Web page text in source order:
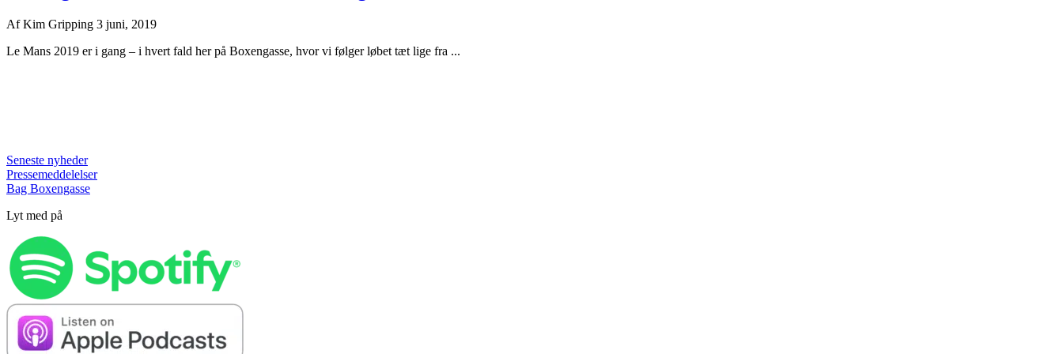
AfKim Gripping 3 juni, 2019
Le Mans 2019 er i gang – i hvert fald her på Boxengasse, hvor vi følger løbet tæt lige fra ...
Seneste nyheder
Pressemeddelelser
Bag Boxengasse
Lyt med på